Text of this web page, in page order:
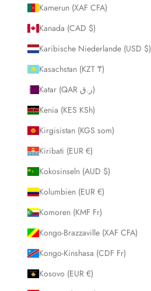
Kamerun (XAF CFA)
Kanada (CAD $)
Karibische Niederlande (USD $)
Kasachstan (KZT ₸)
Katar (QAR ر.ق)
Kenia (KES KSh)
Kirgisistan (KGS som)
Kiribati (EUR €)
Kokosinseln (AUD $)
Kolumbien (EUR €)
Komoren (KMF Fr)
Kongo-Brazzaville (XAF CFA)
Kongo-Kinshasa (CDF Fr)
Kosovo (EUR €)